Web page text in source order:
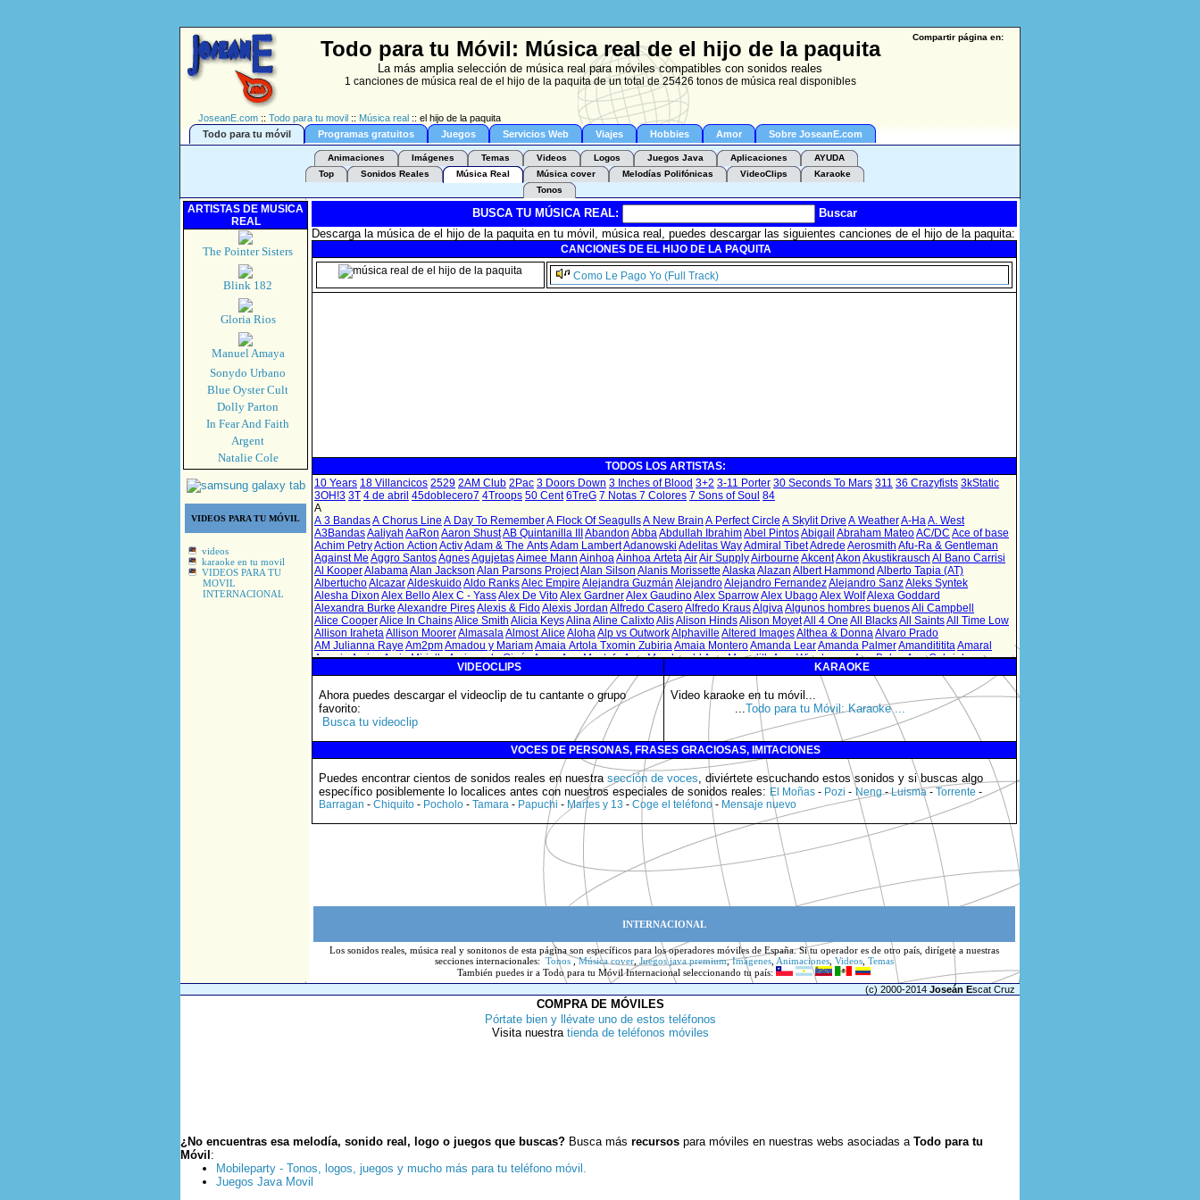
Todo para tu Móvil: Música real de el hijo de la paquita
La más amplia selección de música real para móviles compatibles con sonidos reales
1 canciones de música real de el hijo de la paquita de un total de 25426 tonos de música real disponibles
Compartir página en:
JoseanE.com :: Todo para tu movil :: Música real :: el hijo de la paquita
Todo para tu móvil
Programas gratuitos Juegos Servicios Web Viajes Hobbies Amor Sobre JoseanE.com
Animaciones Imágenes Temas Videos Logos Juegos Java Aplicaciones
AYUDA
Top
Sonidos Reales Música Real Música cover Melodías Polifónicas VideoClips
Karaoke
Tonos
ARTISTAS DE MUSICA
REAL
The Pointer Sisters
Blink 182
Gloria Rios
Manuel Amaya
Sonydo Urbano
Blue Oyster Cult
Dolly Parton
In Fear And Faith
Argent
Natalie Cole
VIDEOS PARA TU MÓVIL
videos
karaoke en tu movil
VIDEOS PARA TU
MOVIL
INTERNACIONAL
BUSCA TU MÚSICA REAL:
Buscar
Descarga la música de el hijo de la paquita en tu móvil, música real, puedes descargar las siguientes canciones de el hijo de la paquita:
CANCIONES DE EL HIJO DE LA PAQUITA
Como Le Pago Yo (Full Track)
TODOS LOS ARTISTAS:
VIDEOCLIPS KARAOKE
Ahora puedes descargar el videoclip de tu cantante o grupo
favorito:
Busca tu videoclip
Video karaoke en tu móvil ...
...Todo para tu Móvil: Karaoke ...
VOCES DE PERSONAS, FRASES GRACIOSAS, IMITACIONES
Puedes encontrar cientos de sonidos reales en nuestra sección de voces, diviértete escuchando estos sonidos y si buscas algo
específico posiblemente lo localices antes con nuestros especiales de sonidos reales: El Moñas - Pozi - Neng-Luisma- Torrente -
Barragan - Chiquito - Pocholo - Tamara - Papuchi - Martes y 13 - Coge el teléfono - Mensaje nuevo
INTERNACIONAL
Los sonidos reales, música real y sonitonos de esta página son específicos para los operadores móviles de España. Si tu operador es de otro país, dirígete a nuestras
secciones internacionales: Tonos,Música cover Juegos java premium,Imágenes Animaciones Videos Temas
También puedes ir a Todo para tu Móvil Internacional seleccionando tu país:
(c) 2000-2014 Joseán Escat Cruz
COMPRA DE MÓVILES
Pórtate bien y llévate uno de estos teléfonos
Visita nuestra tienda de teléfonos móviles
¿No encuentras esa melodía, sonido real, logo o juegos que buscas? Busca más recursos para móviles en nuestras webs asociadas a Todo para tu
Móvil :
Mobileparty - Tonos, logos, juegos y mucho más para tu teléfono móvil.
Juegos Java Movil